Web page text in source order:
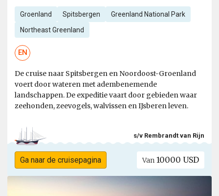
Groenland Spitsbergen Greenland National Park
Northeast Greenland
EN
De cruise naar Spitsbergen en Noordoost-Groenland
voert door wateren met adembenemende
landschappen. De expeditie vaart door gebieden waar
zeehonden, zeevogels, walvissen en IJsberen leven.
s/v Rembrandt van Rijn
Ga naar de cruisepagina Van 10000 USD